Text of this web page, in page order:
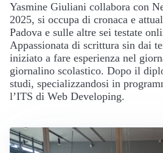
Yasmine Giuliani collabora con
2025, si occupa di cronaca e
Padova e sulle altre sei testate
Appassionata di scrittura sin dai
iniziato a fare esperienza nel
giornalino scolastico. Dopo il
studi, specializzandosi in
l’ITS di Web Developing.